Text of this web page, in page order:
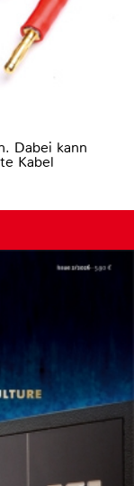
Dabei kann
Kabel